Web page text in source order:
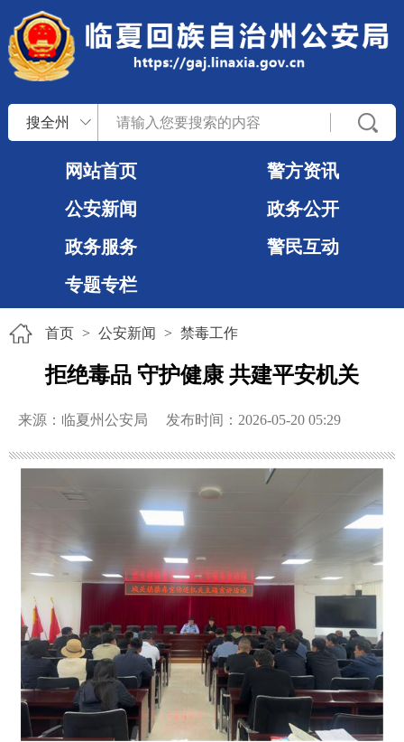
搜全州
网站首页
警方资讯
公安新闻
政务公开
政务服务
警民互动
专题专栏
首页 > 公安新闻 > 禁毒工作
拒绝毒品 守护健康 共建平安机关
来源：临夏州公安局 发布时间：2026-05-20 05:29